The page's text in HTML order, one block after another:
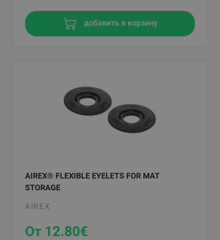
добавить в корзину
AIREX® FLEXIBLE EYELETS FOR MAT
STORAGE
AIREX
От 12.80€